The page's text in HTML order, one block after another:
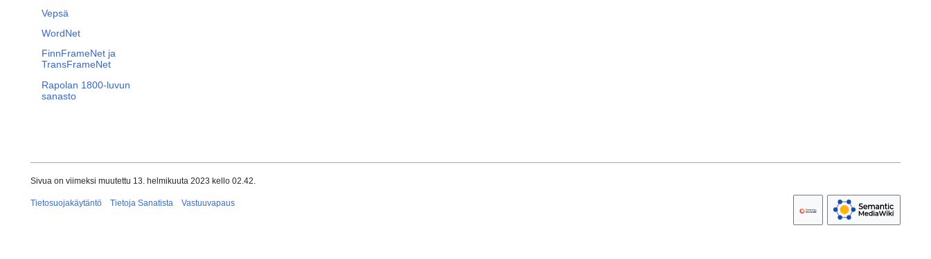
Vepsä
WordNet
FinnFrameNet ja
TransFrameNet
Rapolan 1800-luvun
sanasto
Sivua on viimeksi muutettu 13. helmikuuta 2023 kello 02.42.
Tietosuojakäytäntö Tietoja Sanatista Vastuuvapaus